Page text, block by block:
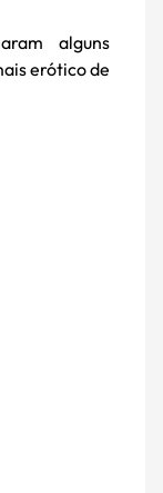
alguns
erótico de